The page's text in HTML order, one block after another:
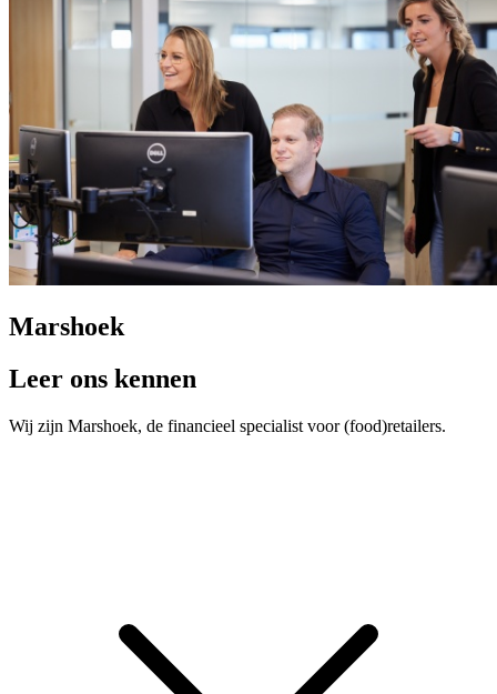
Marshoek
Leer ons kennen
Wij zijn Marshoek, de financieel specialist voor (food)retailers.